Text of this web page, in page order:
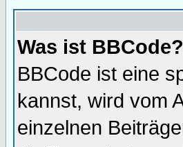
Was ist BBCode?
BBCode ist eine
kannst, wird vom
einzelnen